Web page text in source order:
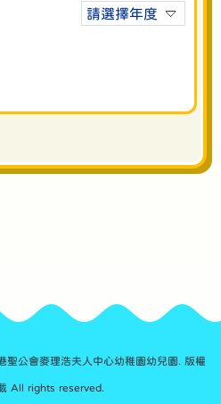
請選擇年度
公會麥理浩夫人中心幼稚園幼兒園. 版權
All rights reserved.